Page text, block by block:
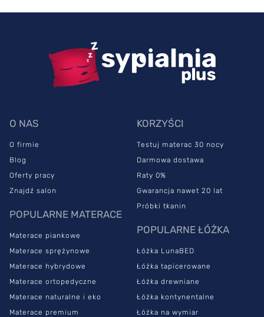
O NAS
O firmie
Blog
Oferty pracy
Znajdź salon
POPULARNE MATERACE
Materace piankowe
Materace sprężynowe
Materace hybrydowe
Materace ortopedyczne
Materace naturalne i eko
Materace premium
KORZYŚCI
Testuj materac 30 nocy
Darmowa dostawa
Raty 0%
Gwarancja nawet 20 lat
Próbki tkanin
POPULARNE ŁÓŻKA
Łóżka LunaBED
Łóżka tapicerowane
Łóżka drewniane
Łóżka kontynentalne
Łóżka na wymiar